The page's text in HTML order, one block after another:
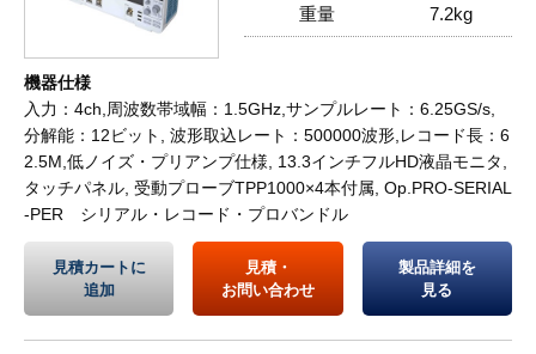
重量 7.2kg
機器仕様
入力：4ch,周波数帯域幅：1.5GHz,サンプルレート：6.25GS/s,
分解能：12ビット, 波形取込レート：500000波形,レコード長：6
2.5M,低ノイズ・プリアンプ仕様, 13.3インチフルHD液晶モニタ,
タッチパネル, 受動プローブTPP1000×4本付属, Op.PRO-SERIAL
-PER シリアル・レコード・プロバンドル
見積カートに
追加
見積・
お問い合わせ
製品詳細を
見る